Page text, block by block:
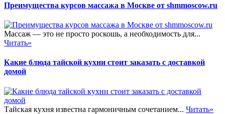
Преимущества курсов массажа в Москве от shmmoscow.ru
Массаж — это не просто роскошь, а необходимость для...
Читать»
Какие блюда тайской кухни стоит заказать с доставкой
домой
Тайская кухня известна гармоничным сочетанием... Читать»